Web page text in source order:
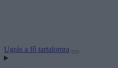
Ugrás a fő tartalomra